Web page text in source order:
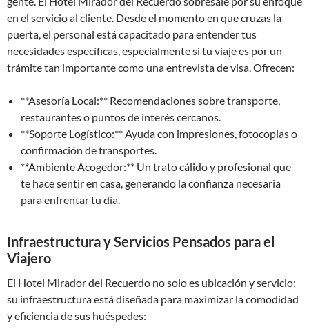
en el servicio al cliente. Desde el momento en que cruzas la
puerta, el personal está capacitado para entender tus
necesidades específicas, especialmente si tu viaje es por un
trámite tan importante como una entrevista de visa. Ofrecen:
**Asesoría Local:** Recomendaciones sobre transporte,
restaurantes o puntos de interés cercanos.
**Soporte Logístico:** Ayuda con impresiones, fotocopias o
confirmación de transportes.
**Ambiente Acogedor:** Un trato cálido y profesional que
te hace sentir en casa, generando la confianza necesaria
para enfrentar tu día.
Infraestructura y Servicios Pensados para el
Viajero
El Hotel Mirador del Recuerdo no solo es ubicación y servicio;
su infraestructura está diseñada para maximizar la comodidad
y eficiencia de sus huéspedes: